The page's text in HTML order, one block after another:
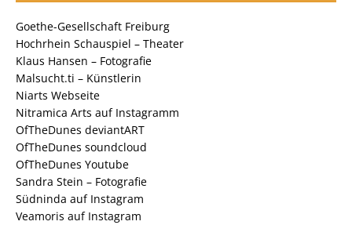
Goethe-Gesellschaft Freiburg
Hochrhein Schauspiel – Theater
Klaus Hansen – Fotografie
Malsucht.ti – Künstlerin
Niarts Webseite
Nitramica Arts auf Instagramm
OfTheDunes deviantART
OfTheDunes soundcloud
OfTheDunes Youtube
Sandra Stein – Fotografie
Südninda auf Instagram
Veamoris auf Instagram